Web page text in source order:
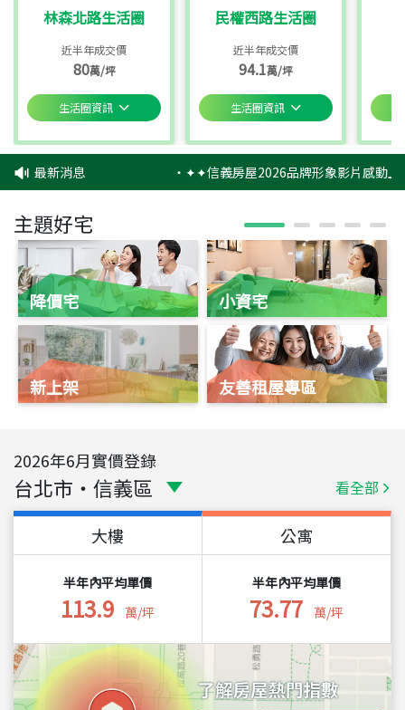
林森北路生活圈
近半年成交價
80萬/坪
生活圈資訊
民權西路生活圈
近半年成交價
94.1萬/坪
生活圈資訊
最新消息 ‧✦✦信義房屋2026品牌形象影片感動上
主題好宅
降價宅
新上架
小資宅
友善租屋專區
2026年6月實價登錄
台北市 ・ 信義區 看全部
大樓
半年內平均單價
113.9 萬/坪
公寓
半年內平均單價
73.77 萬/坪